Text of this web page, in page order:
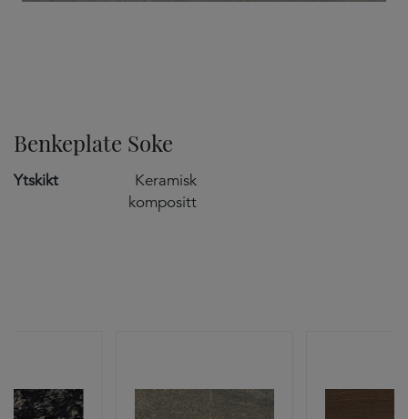
Benkeplate Soke
Ytskikt
Keramisk
kompositt